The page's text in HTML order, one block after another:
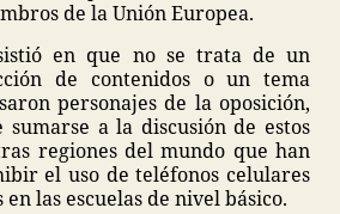
de la Unión Europea.
en que no se trata de un
de contenidos o un tema
personajes de la oposición,
sumarse a la discusión de estos
regiones del mundo que han
el uso de teléfonos celulares
en las escuelas de nivel básico.